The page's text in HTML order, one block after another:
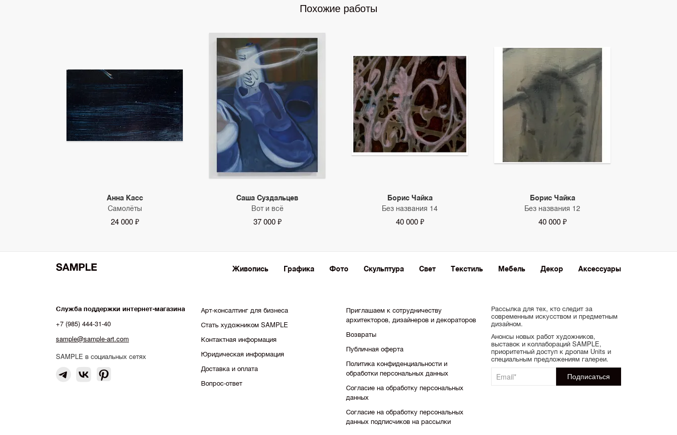
Похожие работы
Анна Касс
Самолёты
24 000 ₽
Саша Суздальцев
Вот и всё
37 000 ₽
Борис Чайка
Без названия 14
40 000 ₽
Борис Чайка
Без названия 12
40 000 ₽
Живопись Графика Фото Скульптура Свет Текстиль Мебель Декор Аксессуары
Служба поддержки интернет-магазина
+7 (985) 444-31-40
sample@sample-art.com
SAMPLE в социальных сетях
Арт-консалтинг для бизнеса
Стать художником SAMPLE
Контактная информация
Юридическая информация
Доставка и оплата
Вопрос-ответ
Приглашаем к сотрудничеству
архитекторов, дизайнеров и декораторов
Возвраты
Публичная оферта
Политика конфиденциальности и
обработки персональных данных
Согласие на обработку персональных
данных
Согласие на обработку персональных
данных подписчиков на рассылки
Рассылка для тех, кто следит за
современным искусством и предметным
дизайном.
Анонсы новых работ художников,
выставок и коллабораций SAMPLE,
приоритетный доступ к дропам Units и
специальным предложениям галереи.